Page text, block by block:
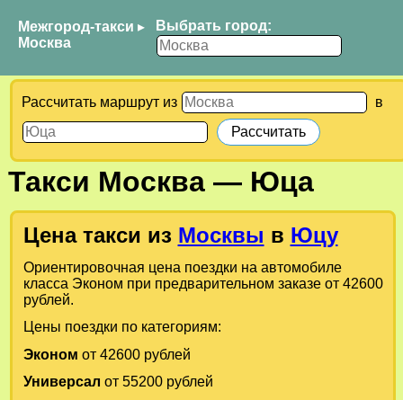
Межгород-такси ▸
Москва
Выбрать город:
Рассчитать маршрут из в
Такси Москва— Юца
Цена такси из Москвы в Юцу
Ориентировочная цена поездки на автомобиле
класса Эконом при предварительном заказе от 42600
рублей.
Цены поездки по категориям:
Эконом от 42600 рублей
Универсал от 55200 рублей